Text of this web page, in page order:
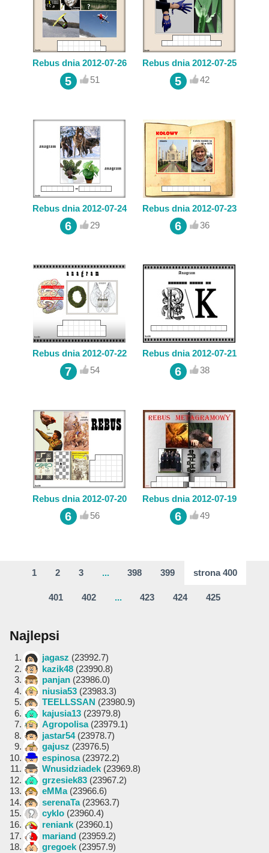
Rebus dnia 2012-07-26
5 51
Rebus dnia 2012-07-25
5 42
Rebus dnia 2012-07-24
6 29
Rebus dnia 2012-07-23
6 36
Rebus dnia 2012-07-22
7 54
Rebus dnia 2012-07-21
6 38
Rebus dnia 2012-07-20
6 56
Rebus dnia 2012-07-19
6 49
1 2 3 ... 398 399 strona 400
401 402 ... 423 424 425
Najlepsi
1. jagasz (23992.7)
2.
kazik48 (23990.8)
3.
panjan (23986.0)
4.
niusia53 (23983.3)
5.
TEELLSSAN (23980.9)
6.
kajusia13 (23979.8)
7.
Agropolisa(23979.1)
8.
jastar54(23978.7)
9.
gajusz (23976.5)
10.
espinosa(23972.2)
11.
Wnusidziadek (23969.8)
12.
grzesiek83 (23967.2)
13.
eMMa(23966.6)
14.
serenaTa(23963.7)
15.
cyklo (23960.4)
16.
reniank (23960.1)
17.
mariand (23959.2)
18.
gregoek (23957.9)